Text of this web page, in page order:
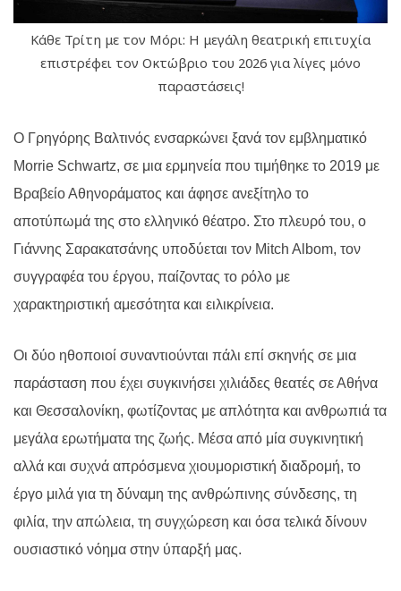
Κάθε Τρίτη με τον Μόρι: Η μεγάλη θεατρική επιτυχία
επιστρέφει τον Οκτώβριο του 2026 για λίγες μόνο
παραστάσεις!
Ο Γρηγόρης Βαλτινός ενσαρκώνει ξανά τον εμβληματικό
Morrie Schwartz, σε μια ερμηνεία που τιμήθηκε το 2019 με
Βραβείο Αθηνοράματος και άφησε ανεξίτηλο το
αποτύπωμά της στο ελληνικό θέατρο. Στο πλευρό του, ο
Γιάννης Σαρακατσάνης υποδύεται τον Mitch Albom, τον
συγγραφέα του έργου, παίζοντας το ρόλο με
χαρακτηριστική αμεσότητα και ειλικρίνεια.
Οι δύο ηθοποιοί συναντιούνται πάλι επί σκηνής σε μια
παράσταση που έχει συγκινήσει χιλιάδες θεατές σε Αθήνα
και Θεσσαλονίκη, φωτίζοντας με απλότητα και ανθρωπιά τα
μεγάλα ερωτήματα της ζωής. Μέσα από μία συγκινητική
αλλά και συχνά απρόσμενα χιουμοριστική διαδρομή, το
έργο μιλά για τη δύναμη της ανθρώπινης σύνδεσης, τη
φιλία, την απώλεια, τη συγχώρεση και όσα τελικά δίνουν
ουσιαστικό νόημα στην ύπαρξή μας.